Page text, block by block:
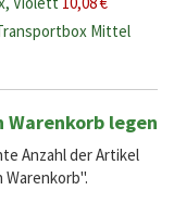
Mittel
Warenkorb legen
Anzahl der Artikel